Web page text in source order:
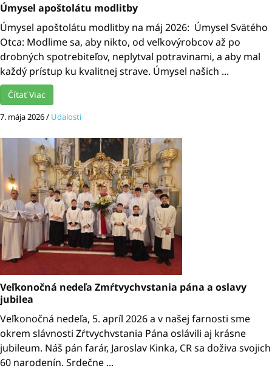
Úmysel apoštolátu modlitby
Úmysel apoštolátu modlitby na máj 2026: Úmysel Svätého
Otca: Modlime sa, aby nikto, od veľkovýrobcov až po
drobných spotrebiteľov, neplytval potravinami, a aby mal
každý prístup ku kvalitnej strave. Úmysel našich ...
Čítať Viac
7. mája 2026/ Udalosti
Veľkonočná nedeľa Zmŕtvychvstania pána a oslavy
jubilea
Veľkonočná nedeľa, 5. apríl 2026 a v našej farnosti sme
okrem slávnosti Zŕtvychvstania Pána oslávili aj krásne
jubileum. Náš pán farár, Jaroslav Kinka, CR sa doživa svojich
60 narodenín. Srdečne ...